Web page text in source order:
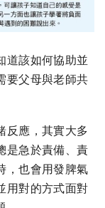
道該如何協助並
要父母與老師共
反應，其實大多
是急於責備、責
，也會用發脾氣
用對的方式面對